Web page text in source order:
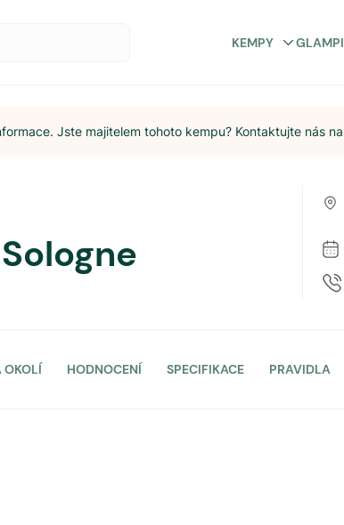
KEMPY
Jste majitelem tohoto kempu? Kontaktujte nás na
OKOLÍ HODNOCENÍ SPECIFIKACE PRAVIDLA